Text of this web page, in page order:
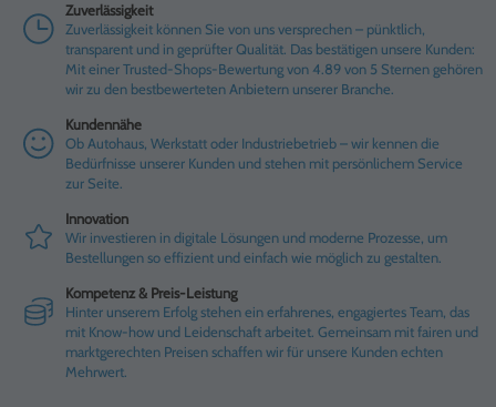
Zuverlässigkeit
Zuverlässigkeit können Sie von uns versprechen – pünktlich,
transparent und in geprüfter Qualität. Das bestätigen unsere Kunden:
Mit einer Trusted-Shops-Bewertung von 4.89 von 5 Sternen gehören
wir zu den bestbewerteten Anbietern unserer Branche.
Kundennähe
Ob Autohaus, Werkstatt oder Industriebetrieb – wir kennen die
Bedürfnisse unserer Kunden und stehen mit persönlichem Service
zur Seite.
Innovation
Wir investieren in digitale Lösungen und moderne Prozesse, um
Bestellungen so effizient und einfach wie möglich zu gestalten.
Kompetenz & Preis-Leistung
Hinter unserem Erfolg stehen ein erfahrenes, engagiertes Team, das
mit Know-how und Leidenschaft arbeitet. Gemeinsam mit fairen und
marktgerechten Preisen schaffen wir für unsere Kunden echten
Mehrwert.